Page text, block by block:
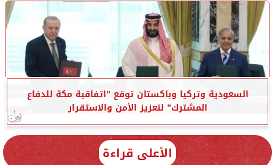
السعودية وتركيا وباكستان توقع ”اتفاقية مكة للدفاع
المشترك” لتعزيز الأمن والاستقرار
الأعلى قراءة